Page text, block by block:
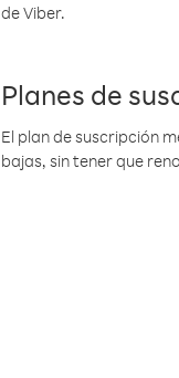
de Viber.
Planes de
El plan de suscripción
bajas, sin tener que